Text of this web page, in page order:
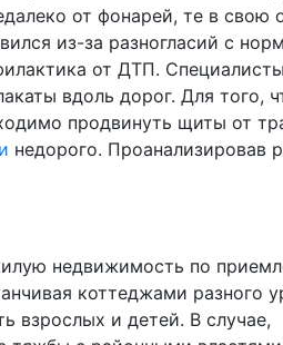
от фонарей, те в свою
из-за разногласий с
от ДТП. Специалисты
вдоль дорог. Для того,
продвинуть щиты от
недорого. Проанализировав
недвижимость по
коттеджами разного
взрослых и детей. В случае,